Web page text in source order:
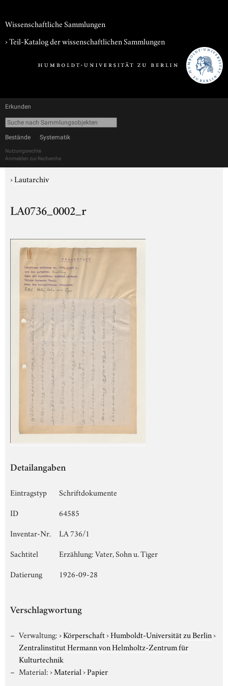
Wissenschaftliche Sammlungen
› Teil-Katalog der wissenschaftlichen Sammlungen
Erkunden
Bestände Systematik
Nutzungsrechte
Anmelden zur Recherche
›Lautarchiv
LA0736_0002_r
Detailangaben
Eintragstyp
Schriftdokumente
ID
64585
Inventar-Nr.
LA 736/1
Sachtitel
Erzählung: Vater, Sohn u. Tiger
Datierung
1926-09-28
Verschlagwortung
Verwaltung:›Körperschaft›Humboldt-Universität zu Berlin›
Zentralinstitut Hermann von Helmholtz-Zentrum für
Kulturtechnik
Material:›Material›Papier